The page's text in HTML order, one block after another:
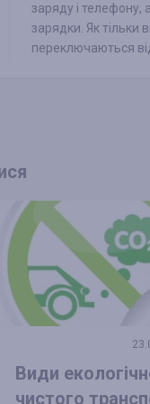
заряду і
зарядки. Як тільки
переключаються
Види
чистого